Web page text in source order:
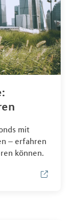
mit
– erfahren
können.